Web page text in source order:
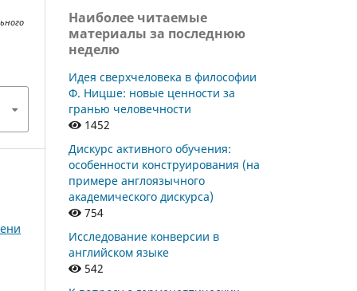
Наиболее читаемые
материалы за последнюю
неделю
Идея сверхчеловека в философии
Ф. Ницше: новые ценности за
гранью человечности
1452
Дискурс активного обучения:
особенности конструирования (на
примере англоязычного
академического дискурса)
754
Исследование конверсии в
английском языке
542